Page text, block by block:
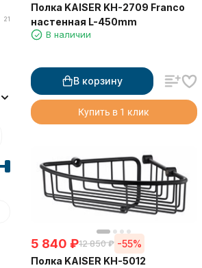
Полка KAISER KH-2709 Franco
настенная L-450mm
В наличии
В корзину
Купить в 1 клик
5 840 ₽12 850 ₽ -55%
Полка KAISER KH-5012
21